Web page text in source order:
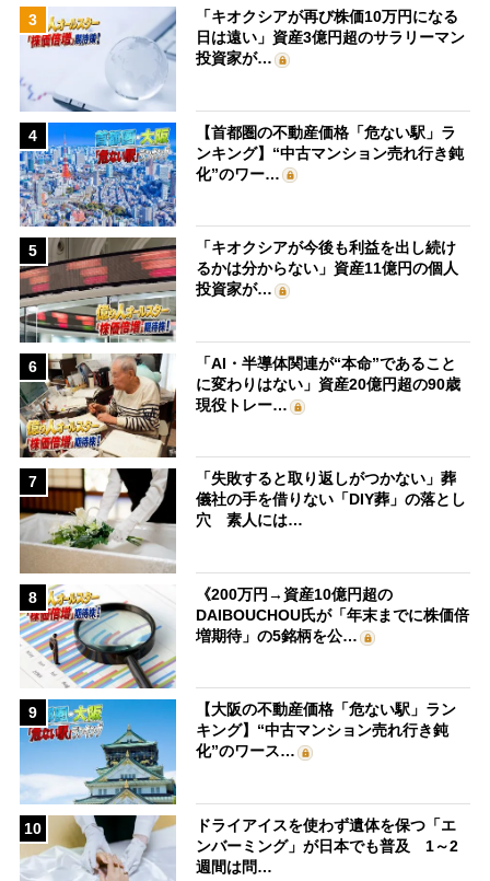
3
「キオクシアが再び株価10万円になる
日は遠い」資産3億円超のサラリーマン
投資家が…
4
【首都圏の不動産価格「危ない駅」ラ
ンキング】“中古マンション売れ行き鈍
化”のワー…
5
「キオクシアが今後も利益を出し続け
るかは分からない」資産11億円の個人
投資家が…
6
「AI・半導体関連が“本命”であること
に変わりはない」資産20億円超の90歳
現役トレー…
7
「失敗すると取り返しがつかない」葬
儀社の手を借りない「DIY葬」の落とし
穴 素人には…
8
《200万円→資産10億円超の
DAIBOUCHOU氏が「年末までに株価倍
増期待」の5銘柄を公…
9
【大阪の不動産価格「危ない駅」ラン
キング】“中古マンション売れ行き鈍
化”のワース…
10
ドライアイスを使わず遺体を保つ「エ
ンバーミング」が日本でも普及 1～2
週間は問…